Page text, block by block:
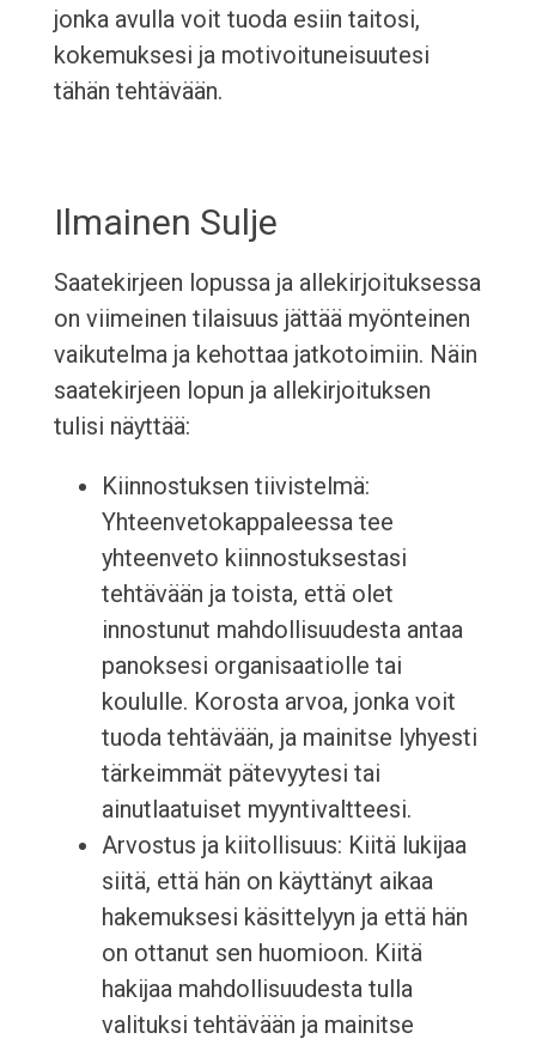
jonka avulla voit tuoda esiin taitosi,
kokemuksesi ja motivoituneisuutesi
tähän tehtävään.
Ilmainen Sulje
Saatekirjeen lopussa ja allekirjoituksessa
on viimeinen tilaisuus jättää myönteinen
vaikutelma ja kehottaa jatkotoimiin. Näin
saatekirjeen lopun ja allekirjoituksen
tulisi näyttää:
Kiinnostuksen tiivistelmä:
Yhteenvetokappaleessa tee
yhteenveto kiinnostuksestasi
tehtävään ja toista, että olet
innostunut mahdollisuudesta antaa
panoksesi organisaatiolle tai
koululle. Korosta arvoa, jonka voit
tuoda tehtävään, ja mainitse lyhyesti
tärkeimmät pätevyytesi tai
ainutlaatuiset myyntivaltteesi.
Arvostus ja kiitollisuus: Kiitä lukijaa
siitä, että hän on käyttänyt aikaa
hakemuksesi käsittelyyn ja että hän
on ottanut sen huomioon. Kiitä
hakijaa mahdollisuudesta tulla
valituksi tehtävään ja mainitse